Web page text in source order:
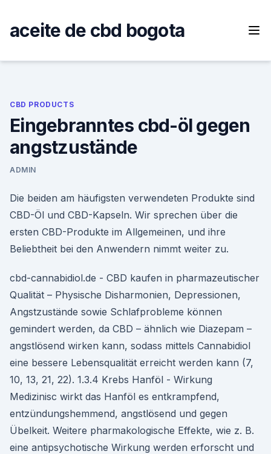
content
aceite de cbd bogota
CBD PRODUCTS
Eingebranntes cbd-öl gegen
angstzustände
ADMIN
Die beiden am häufigsten verwendeten Produkte sind
CBD-Öl und CBD-Kapseln. Wir sprechen über die
ersten CBD-Produkte im Allgemeinen, und ihre
Beliebtheit bei den Anwendern nimmt weiter zu.
cbd-cannabidiol.de - CBD kaufen in pharmazeutischer
Qualität – Physische Disharmonien, Depressionen,
Angstzustände sowie Schlafprobleme können
gemindert werden, da CBD – ähnlich wie Diazepam –
angstlösend wirken kann, sodass mittels Cannabidiol
eine bessere Lebensqualität erreicht werden kann (7,
10, 13, 21, 22). 1.3.4 Krebs Hanföl - Wirkung
Medizinisc wirkt das Hanföl es entkrampfend,
entzündungshemmend, angstlösend und gegen
Übelkeit. Weitere pharmakologische Effekte, wie z. B.
eine antipsychotische Wirkung werden erforscht und